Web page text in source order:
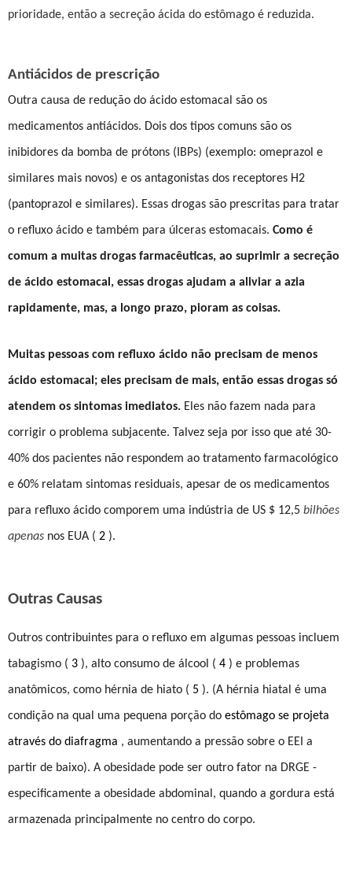
prioridade, então a secreção ácida do estômago é reduzida.
Antiácidos de prescrição
Outra causa de redução do ácido estomacal são os
medicamentos antiácidos. Dois dos tipos comuns são os
inibidores da bomba de prótons (IBPs) (exemplo: omeprazol e
similares mais novos) e os antagonistas dos receptores H2
(pantoprazol e similares). Essas drogas são prescritas para tratar
o refluxo ácido e também para úlceras estomacais. Como é
comum a muitas drogas farmacêuticas, ao suprimir a secreção
de ácido estomacal, essas drogas ajudam a aliviar a azia
rapidamente, mas, a longo prazo, pioram as coisas.
Muitas pessoas com refluxo ácido não precisam de menos
ácido estomacal; eles precisam de mais, então essas drogas só
atendem os sintomas imediatos. Eles não fazem nada para
corrigir o problema subjacente. Talvez seja por isso que até 30-
40% dos pacientes não respondem ao tratamento farmacológico
e 60% relatam sintomas residuais, apesar de os medicamentos
para refluxo ácido comporem uma indústria de US $ 12,5 bilhões
apenas nos EUA ( 2 ).
Outras Causas
Outros contribuintes para o refluxo em algumas pessoas incluem
tabagismo ( 3 ), alto consumo de álcool ( 4 ) e problemas
anatômicos, como hérnia de hiato ( 5 ). (A hérnia hiatal é uma
condição na qual uma pequena porção do estômago se projeta
através do diafragma , aumentando a pressão sobre o EEI a
partir de baixo). A obesidade pode ser outro fator na DRGE -
especificamente a obesidade abdominal, quando a gordura está
armazenada principalmente no centro do corpo.